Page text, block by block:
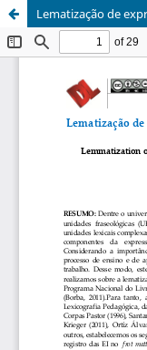
Lematização de